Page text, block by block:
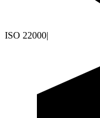
ISO 22000|